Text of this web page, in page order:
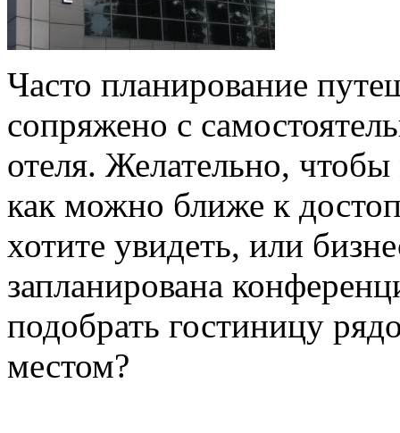
Часто планирование
сопряжено с
отеля. Желательно,
как можно ближе к
хотите увидеть, или
запланирована
подобрать гостиницу
местом?